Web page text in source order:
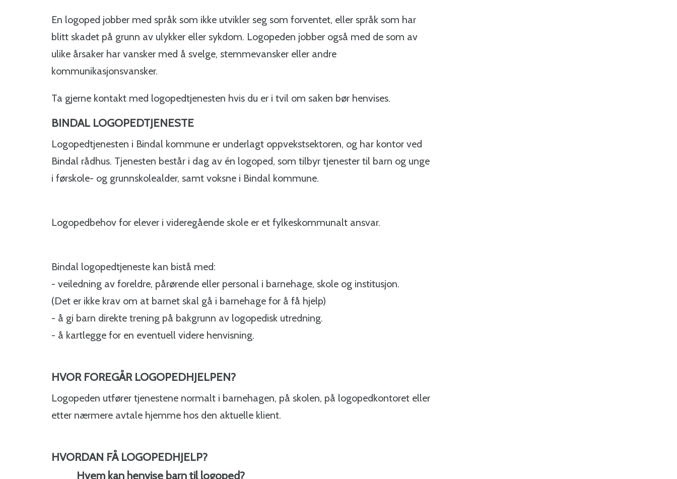
En logoped jobber med språk som ikke utvikler seg som forventet, eller språk som har
blitt skadet på grunn av ulykker eller sykdom. Logopeden jobber også med de som av
ulike årsaker har vansker med å svelge, stemmevansker eller andre
kommunikasjonsvansker.
Ta gjerne kontakt med logopedtjenesten hvis du er i tvil om saken bør henvises.
BINDAL LOGOPEDTJENESTE
Logopedtjenesten i Bindal kommune er underlagt oppvekstsektoren, og har kontor ved
Bindal rådhus. Tjenesten består i dag av én logoped, som tilbyr tjenester til barn og unge
i førskole- og grunnskolealder, samt voksne i Bindal kommune.
Logopedbehov for elever i videregående skole er et fylkeskommunalt ansvar.
Bindal logopedtjeneste kan bistå med:
- veiledning av foreldre, pårørende eller personal i barnehage, skole og institusjon.
(Det er ikke krav om at barnet skal gå i barnehage for å få hjelp)
- å gi barn direkte trening på bakgrunn av logopedisk utredning.
- å kartlegge for en eventuell videre henvisning.
HVOR FOREGÅR LOGOPEDHJELPEN?
Logopeden utfører tjenestene normalt i barnehagen, på skolen, på logopedkontoret eller
etter nærmere avtale hjemme hos den aktuelle klient.
HVORDAN FÅ LOGOPEDHJELP?
Hvem kan henvise barn til logoped?